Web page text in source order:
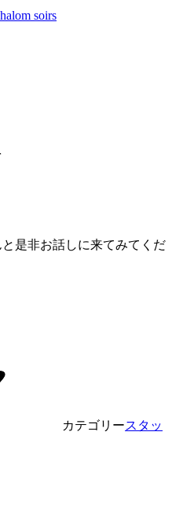
soirs
是非お話しに来てみてくだ
カテゴリースタッ